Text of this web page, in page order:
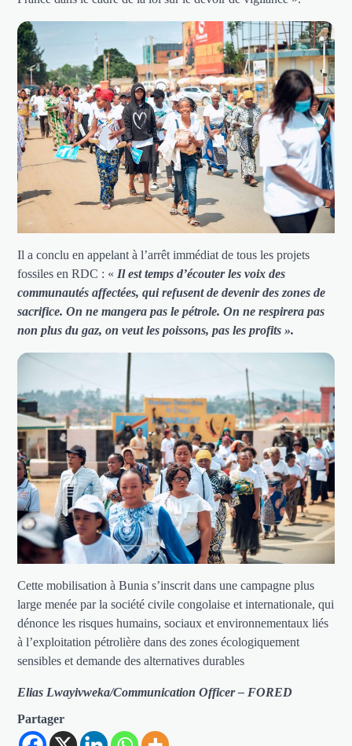
Il a conclu en appelant à l’arrêt immédiat de tous les projets
fossiles en RDC : « Il est temps d’écouter les voix des
communautés affectées, qui refusent de devenir des zones de
sacrifice. On ne mangera pas le pétrole. On ne respirera pas
non plus du gaz, on veut les poissons, pas les profits ».
Cette mobilisation à Bunia s’inscrit dans une campagne plus
large menée par la société civile congolaise et internationale, qui
dénonce les risques humains, sociaux et environnementaux liés
à l’exploitation pétrolière dans des zones écologiquement
sensibles et demande des alternatives durables
Elias Lwayivweka/Communication Officer – FORED
Partager